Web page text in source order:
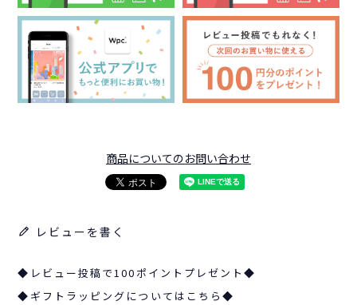
商品についてのお問い合わせ
レビューを書く
◆レビュー投稿で100ポイントプレゼント◆
◆ギフトラッピングについてはこちら◆